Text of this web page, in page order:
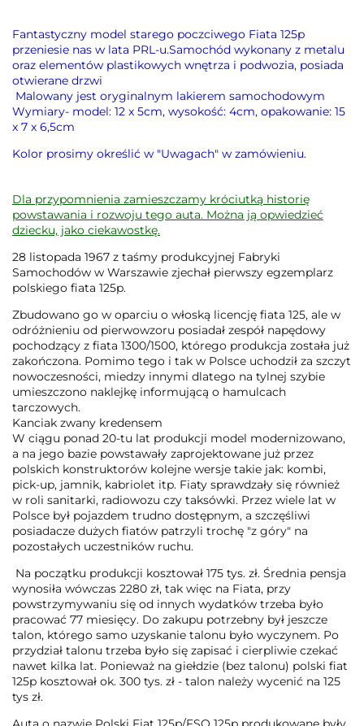
Fantastyczny model starego poczciwego Fiata 125p
przeniesie nas w lata PRL-u.Samochód wykonany z metalu
oraz elementów plastikowych wnętrza i podwozia, posiada
otwierane drzwi
Malowany jest oryginalnym lakierem samochodowym
Wymiary- model: 12 x 5cm, wysokość: 4cm, opakowanie: 15
x 7 x 6,5cm
Kolor prosimy określić w "Uwagach" w zamówieniu.
Dla przypomnienia zamieszczamy króciutką historię
powstawania i rozwoju tego auta. Można ją opwiedzieć
dziecku, jako ciekawostkę.
28 listopada 1967 z taśmy produkcyjnej Fabryki
Samochodów w Warszawie zjechał pierwszy egzemplarz
polskiego fiata 125p.
Zbudowano go w oparciu o włoską licencję fiata 125, ale w
odróżnieniu od pierwowzoru posiadał zespół napędowy
pochodzący z fiata 1300/1500, którego produkcja została już
zakończona. Pomimo tego i tak w Polsce uchodził za szczyt
nowoczesności, miedzy innymi dlatego na tylnej szybie
umieszczono naklejkę informującą o hamulcach
tarczowych.
Kanciak zwany kredensem
W ciągu ponad 20-tu lat produkcji model modernizowano,
a na jego bazie powstawały zaprojektowane już przez
polskich konstruktorów kolejne wersje takie jak: kombi,
pick-up, jamnik, kabriolet itp. Fiaty sprawdzały się również
w roli sanitarki, radiowozu czy taksówki. Przez wiele lat w
Polsce był pojazdem trudno dostępnym, a szczęśliwi
posiadacze dużych fiatów patrzyli trochę "z góry" na
pozostałych uczestników ruchu.
Na początku produkcji kosztował 175 tys. zł. Średnia pensja
wynosiła wówczas 2280 zł, tak więc na Fiata, przy
powstrzymywaniu się od innych wydatków trzeba było
pracować 77 miesięcy. Do zakupu potrzebny był jeszcze
talon, którego samo uzyskanie talonu było wyczynem. Po
przydział talonu trzeba było się zapisać i cierpliwie czekać
nawet kilka lat. Ponieważ na giełdzie (bez talonu) polski fiat
125p kosztował ok. 300 tys. zł - talon należy wycenić na 125
tys zł.